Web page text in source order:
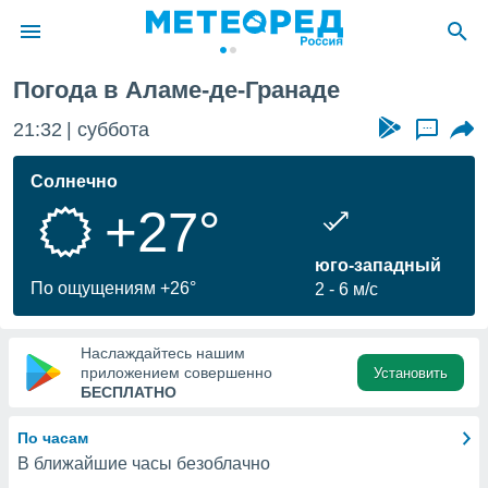
о
Вы можете
к этому
доступ
Погода в Аламе-де-Гранаде
21:32 суббота ...
Солнечно
+27°
По ощущениям +26°
юго-западный
2
6 м/с
Наслаждайтесь нашим
приложением совершенно
БЕСПЛАТНО
Установить
По часам
В ближайшие часы безоблачно